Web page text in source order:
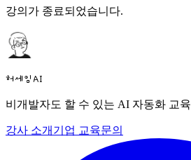
강의가 종료되었습니다.
허세임AI
비개발자도 할 수 있는 AI 자동화 교육
강사 소개 기업 교육문의